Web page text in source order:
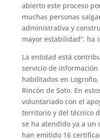
abierto este proceso
muchas personas
administrativa y
mayor estabilidad”, ha
La entidad está
servicio de
habilitados en
Rincón de Soto. En
voluntariado con el
territorio y del técnico
se ha atendido ya a un
han emitido 16